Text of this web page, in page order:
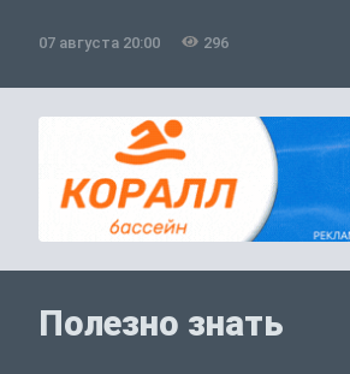
07 августа 20:00 296
Полезно знать